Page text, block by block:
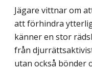
Jägare vittnar om
att förhindra
känner en stor
från
utan också bönder